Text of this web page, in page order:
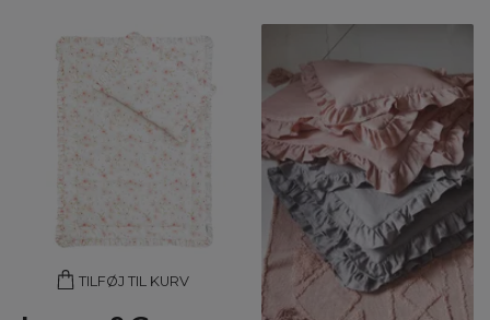
TILFØJ TIL KURV